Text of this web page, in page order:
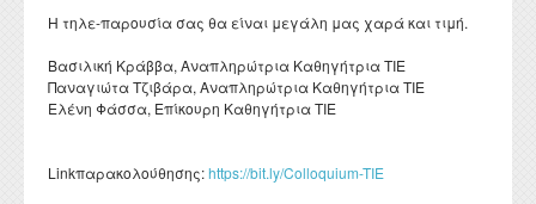
Κανονισμός Βιβλιοθήκης
Ο θεσμός του "Ακροατή Πανεπιστημιακών Μαθημάτων"
Η τηλε-παρουσία σας θα είναι μεγάλη μας χαρά και τιμή.
Βασιλική Κράββα, Αναπληρώτρια Καθηγήτρια ΤΙΕ
Παναγιώτα Τζιβάρα, Αναπληρώτρια Καθηγήτρια ΤΙΕ
Ελένη Φάσσα, Επίκουρη Καθηγήτρια ΤΙΕ
Linkπαρακολούθησης:https://bit.ly/Colloquium-TIE